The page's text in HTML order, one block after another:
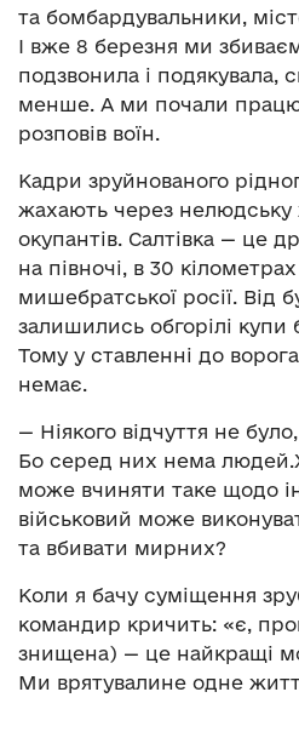
та бомбардувальники,
І вже 8 березня ми
подзвонила і подякувала,
менше. А ми почали
розповів воїн.
Кадри зруйнованого
жахають через нелюдську
окупантів. Салтівка — це
на півночі, в 30
мишебратської росії. Від
залишились обгорілі купи
Тому у ставленні до
немає.
— Ніякого відчуття не
Бо серед них нема
може вчиняти таке щодо
військовий може
та вбивати мирних?
Коли я бачу суміщення
командир кричить: «є,
знищена) — це найкращі
Ми врятувалине одне